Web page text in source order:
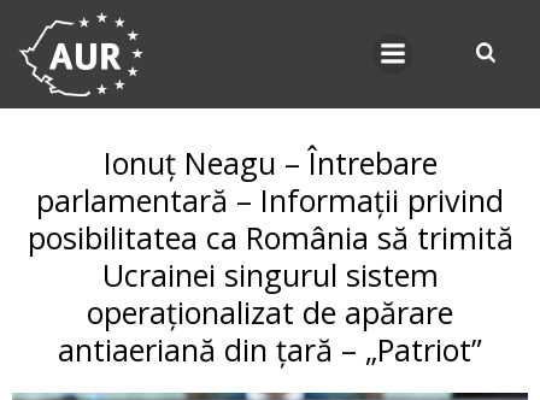
Ionuț Neagu – Întrebare
parlamentară – Informații privind
posibilitatea ca România să trimită
Ucrainei singurul sistem
operaționalizat de apărare
antiaeriană din țară – „Patriot”